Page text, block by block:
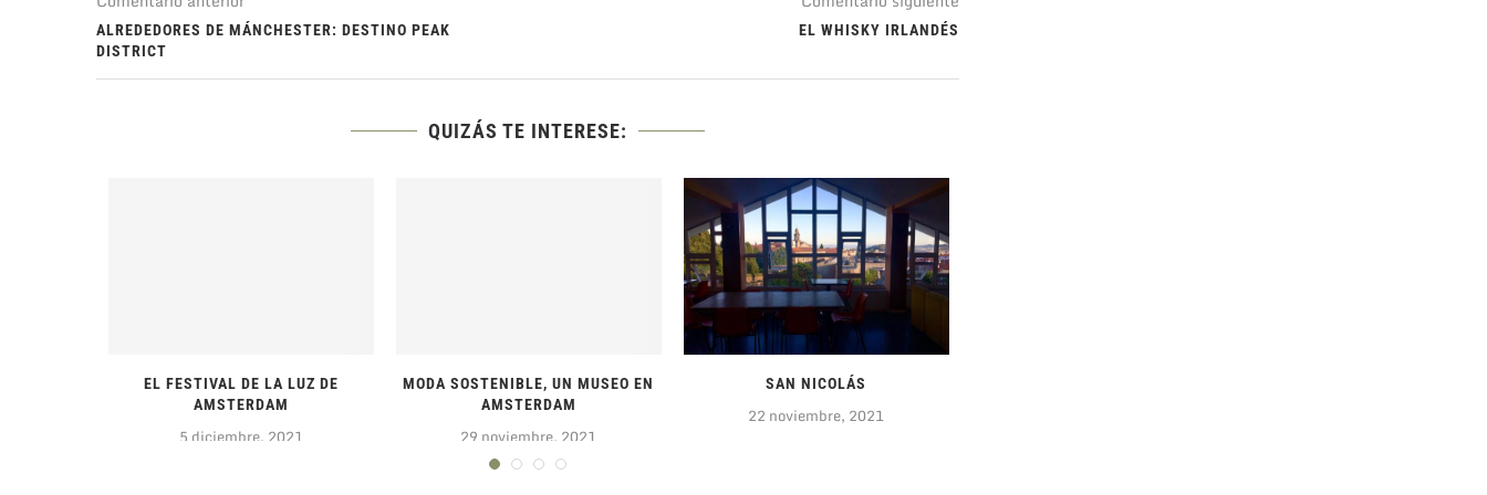
ALREDEDORES DE MÁNCHESTER: DESTINO PEAK
DISTRICT
EL WHISKY IRLANDÉS
QUIZÁS TE INTERESE:
EL FESTIVAL DE LA LUZ DE
AMSTERDAM
5 diciembre, 2021
MODA SOSTENIBLE, UN MUSEO EN
AMSTERDAM
29 noviembre, 2021
SAN NICOLÁS
22 noviembre, 2021